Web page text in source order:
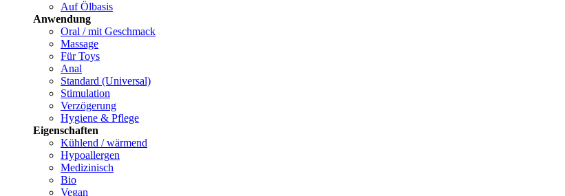
Auf Ölbasis
Anwendung
Oral / mit Geschmack
Massage
Für Toys
Anal
Standard (Universal)
Stimulation
Verzögerung
Hygiene & Pflege
Eigenschaften
Kühlend / wärmend
Hypoallergen
Medizinisch
Bio
Vegan